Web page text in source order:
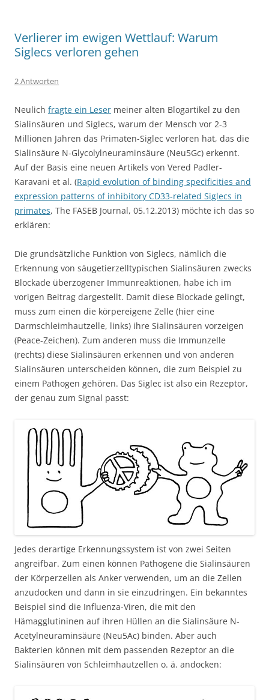
Verlierer im ewigen Wettlauf: Warum
Siglecs verloren gehen
2 Antworten
Neulich fragte ein Leser meiner alten Blogartikel zu den
Sialinsäuren und Siglecs, warum der Mensch vor 2-3
Millionen Jahren das Primaten-Siglec verloren hat, das die
Sialinsäure N-Glycolylneuraminsäure (Neu5Gc) erkennt.
Auf der Basis eine neuen Artikels von Vered Padler-
Karavani et al. (Rapid evolution of binding specificities and
expression patterns of inhibitory CD33-related Siglecs in
primates, The FASEB Journal, 05.12.2013) möchte ich das so
erklären:
Die grundsätzliche Funktion von Siglecs, nämlich die
Erkennung von säugetierzelltypischen Sialinsäuren zwecks
Blockade überzogener Immunreaktionen, habe ich im
vorigen Beitrag dargestellt. Damit diese Blockade gelingt,
muss zum einen die körpereigene Zelle (hier eine
Darmschleimhautzelle, links) ihre Sialinsäuren vorzeigen
(Peace-Zeichen). Zum anderen muss die Immunzelle
(rechts) diese Sialinsäuren erkennen und von anderen
Sialinsäuren unterscheiden können, die zum Beispiel zu
einem Pathogen gehören. Das Siglec ist also ein Rezeptor,
der genau zum Signal passt:
Jedes derartige Erkennungssystem ist von zwei Seiten
angreifbar. Zum einen können Pathogene die Sialinsäuren
der Körperzellen als Anker verwenden, um an die Zellen
anzudocken und dann in sie einzudringen. Ein bekanntes
Beispiel sind die Influenza-Viren, die mit den
Hämagglutininen auf ihren Hüllen an die Sialinsäure N-
Acetylneuraminsäure (Neu5Ac) binden. Aber auch
Bakterien können mit dem passenden Rezeptor an die
Sialinsäuren von Schleimhautzellen o. ä. andocken: